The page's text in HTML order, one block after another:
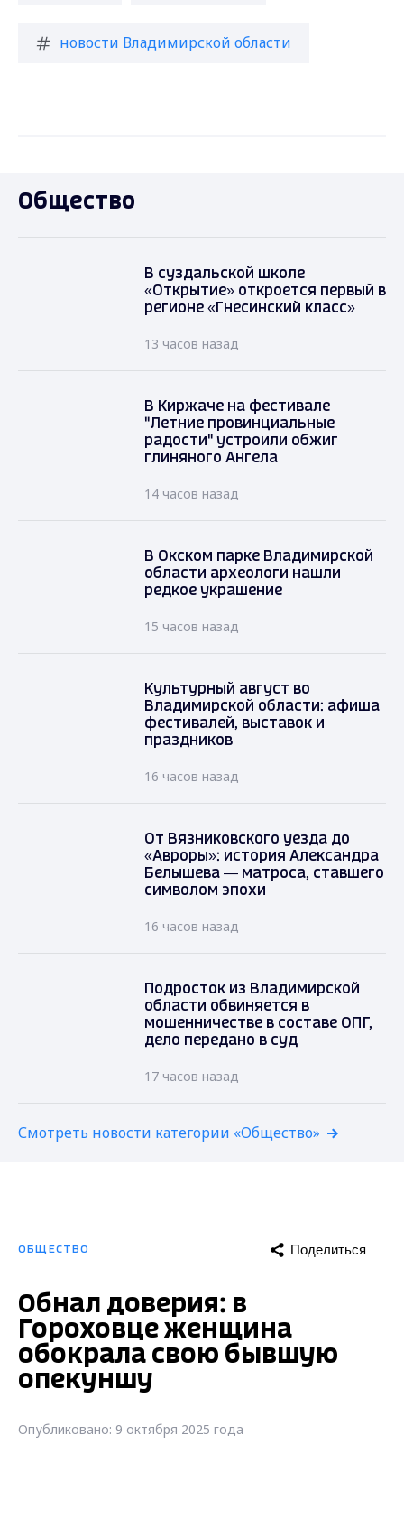
новости Владимирской области
Общество
В суздальской школе
«Открытие» откроется первый в
регионе «Гнесинский класс»
13 часов назад
В Киржаче на фестивале
"Летние провинциальные
радости" устроили обжиг
глиняного Ангела
14 часов назад
В Окском парке Владимирской
области археологи нашли
редкое украшение
15 часов назад
Культурный август во
Владимирской области: афиша
фестивалей, выставок и
праздников
16 часов назад
От Вязниковского уезда до
«Авроры»: история Александра
Белышева — матроса, ставшего
символом эпохи
16 часов назад
Подросток из Владимирской
области обвиняется в
мошенничестве в составе ОПГ,
дело передано в суд
17 часов назад
Смотреть новости категории «Общество»
ОБЩЕСТВО Поделиться
Обнал доверия: в
Гороховце женщина
обокрала свою бывшую
опекуншу
Опубликовано: 9 октября 2025 года